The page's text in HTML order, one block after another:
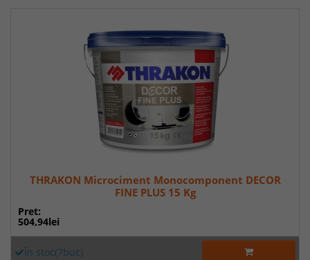
THRAKON Microciment Monocomponent DECOR
FINE PLUS 15 Kg
Pret:
504,94lei
În stoc(7buc)